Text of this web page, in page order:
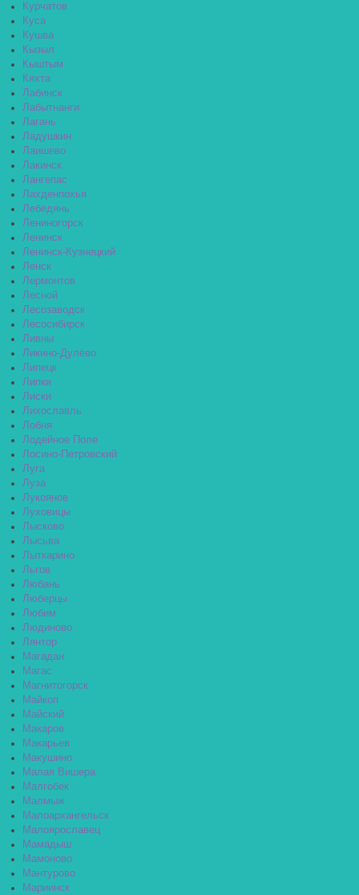
Курчатов
Куса
Кушва
Кызыл
Кыштым
Кяхта
Лабинск
Лабытнанги
Лагань
Ладушкин
Лаишево
Лакинск
Лангепас
Лахденпохья
Лебедянь
Лениногорск
Ленинск
Ленинск-Кузнецкий
Ленск
Лермонтов
Лесной
Лесозаводск
Лесосибирск
Ливны
Ликино-Дулёво
Липецк
Липки
Лиски
Лихославль
Лобня
Лодейное Поле
Лосино-Петровский
Луга
Луза
Лукоянов
Луховицы
Лысково
Лысьва
Лыткарино
Льгов
Любань
Люберцы
Любим
Людиново
Лянтор
Магадан
Магас
Магнитогорск
Майкоп
Майский
Макаров
Макарьев
Макушино
Малая Вишера
Малгобек
Малмыж
Малоархангельск
Малоярославец
Мамадыш
Мамоново
Мантурово
Мариинск